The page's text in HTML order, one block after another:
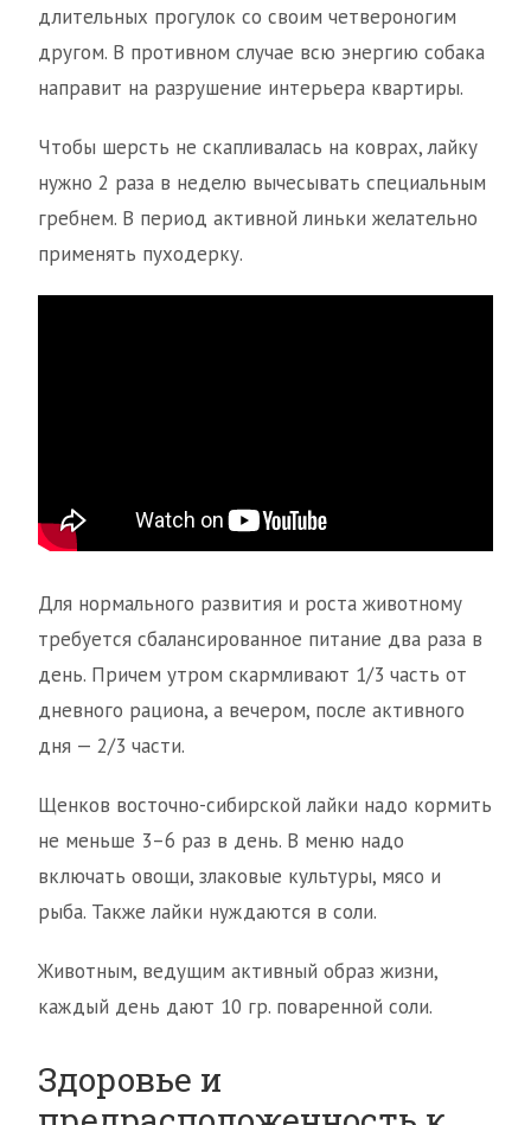
длительных прогулок со своим четвероногим
другом. В противном случае всю энергию собака
направит на разрушение интерьера квартиры.
Чтобы шерсть не скапливалась на коврах, лайку
нужно 2 раза в неделю вычесывать специальным
гребнем. В период активной линьки желательно
применять пуходерку.
Для нормального развития и роста животному
требуется сбалансированное питание два раза в
день. Причем утром скармливают 1/3 часть от
дневного рациона, а вечером, после активного
дня — 2/3 части.
Щенков восточно-сибирской лайки надо кормить
не меньше 3–6 раз в день. В меню надо
включать овощи, злаковые культуры, мясо и
рыба. Также лайки нуждаются в соли.
Животным, ведущим активный образ жизни,
каждый день дают 10 гр. поваренной соли.
Здоровье и